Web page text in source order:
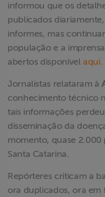
>> Conteúdo
exclusivo para
associados
Assine a nossa
newsletter
informou que os
publicados
informes, mas
população e a
abertos disponívelaqui.
Jornalistas relataram à
conhecimento técnico
tais informações
disseminação da
momento, quase 2.000
Santa Catarina.
Repórteres criticam a
ora duplicados, ora